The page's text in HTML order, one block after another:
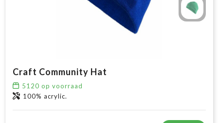
Craft Community Hat
5120 op voorraad
100% acrylic.